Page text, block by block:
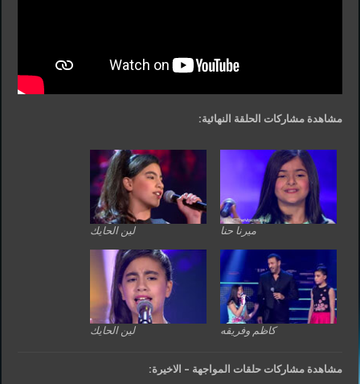
مشاهدة مشاركات الحلقة النهائية:
ميرنا حنا لين الحايك
كاظم وفريقه لين الحايك
مشاهدة مشاركات حلقات المواجهة – الاخيرة: